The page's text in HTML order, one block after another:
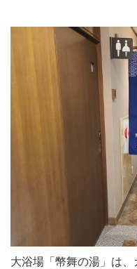
大浴場「幣舞の湯」は